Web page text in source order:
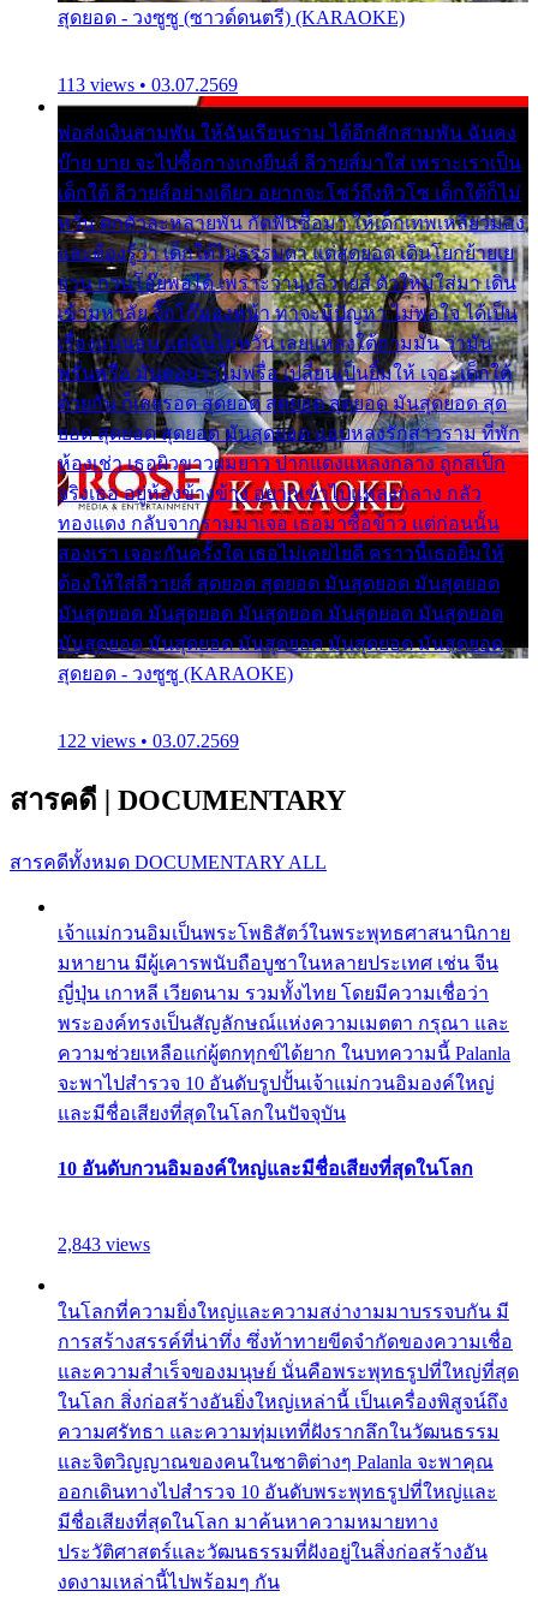
สุดยอด - วงซูซู (ซาวด์ดนตรี) (KARAOKE)
113 views • 03.07.2569
พ่อส่งเงินสามพัน ให้ฉันเรียนราม ได้อีกสักสามพัน ฉันคง
บ๊าย บาย จะไปซื้อกางเกงยีนส์ ลีวายส์มาใส่ เพราะเราเป็น
เด็กใต้ ลีวายส์อย่างเดียว อยากจะโชว์ถึงหิวโซ เด็กใต้ก็ไม่
หวั่น ตกตัวละหลายพัน กัดฟันซื้อมา ให้เด็กเทพเหลียวมอง
และต้องรู้ว่า เด็กใต้ไม่ธรรมดา แต่สุดยอด เดินโยกย้ายเย
ยวน กวนโอ๊ยพอได้ เพราะว่านุ่งลีวายส์ ตัวใหม่ใส่มา เดิน
เข้ามหาลัย จิ๊กโก๊มองหน้า ท่าจะมีปัญหา ไม่พอใจ ได้เป็น
เรื่องแน่นอน แต่ฉันไม่หวั่น เลยแหลงใต้ถามมัน ว่ามัน
พรั่นพรือ มันตอบว่าไม่พรื่อ เปลี่ยนเป็นยิ้มให้ เจอะเด็กใต้
ด้วยกัน ก็เลยรอด สุดยอด สุดยอด สุดยอด มันสุดยอด สุด
ยอด สุดยอด สุดยอด มันสุดยอด แอบหลงรักสาวราม ที่พัก
ห้องเช่า เธอผิวขาวผมยาว ปากแดงแหลงกลาง ถูกสเป็ก
จริงเธอ อยู่ห้องข้างข้าง อยากเข้าไปแหลงกลาง กลัว
ทองแดง กลับจากรามมาเจอ เธอมาซื้อข้าว แต่ก่อนนั้น
สองเรา เจอะกันครั้งใด เธอไม่เคยไยดี คราวนี้เธอยิ้มให้
ต้องให้ใส่ลีวายส์ สุดยอด สุดยอด มันสุดยอด มันสุดยอด
มันสุดยอด มันสุดยอด มันสุดยอด มันสุดยอด มันสุดยอด
มันสุดยอด มันสุดยอด มันสุดยอด มันสุดยอด มันสุดยอด
สุดยอด - วงซูซู (KARAOKE)
122 views • 03.07.2569
สารคดี | DOCUMENTARY
สารคดีทั้งหมด DOCUMENTARY ALL
เจ้าแม่กวนอิมเป็นพระโพธิสัตว์ในพระพุทธศาสนานิกาย
มหายาน มีผู้เคารพนับถือบูชาในหลายประเทศ เช่น จีน
ญี่ปุ่น เกาหลี เวียดนาม รวมทั้งไทย โดยมีความเชื่อว่า
พระองค์ทรงเป็นสัญลักษณ์แห่งความเมตตา กรุณา และ
ความช่วยเหลือแก่ผู้ตกทุกข์ได้ยาก ในบทความนี้ Palanla
จะพาไปสำรวจ 10 อันดับรูปปั้นเจ้าแม่กวนอิมองค์ใหญ่
และมีชื่อเสียงที่สุดในโลกในปัจจุบัน
10 อันดับกวนอิมองค์ใหญ่และมีชื่อเสียงที่สุดในโลก
2,843 views
ในโลกที่ความยิ่งใหญ่และความสง่างามมาบรรจบกัน มี
การสร้างสรรค์ที่น่าทึ่ง ซึ่งท้าทายขีดจำกัดของความเชื่อ
และความสำเร็จของมนุษย์ นั่นคือพระพุทธรูปที่ใหญ่ที่สุด
ในโลก สิ่งก่อสร้างอันยิ่งใหญ่เหล่านี้ เป็นเครื่องพิสูจน์ถึง
ความศรัทธา และความทุ่มเทที่ฝังรากลึกในวัฒนธรรม
และจิตวิญญาณของคนในชาติต่างๆ Palanla จะพาคุณ
ออกเดินทางไปสำรวจ 10 อันดับพระพุทธรูปที่ใหญ่และ
มีชื่อเสียงที่สุดในโลก มาค้นหาความหมายทาง
ประวัติศาสตร์และวัฒนธรรมที่ฝังอยู่ในสิ่งก่อสร้างอัน
งดงามเหล่านี้ไปพร้อมๆ กัน